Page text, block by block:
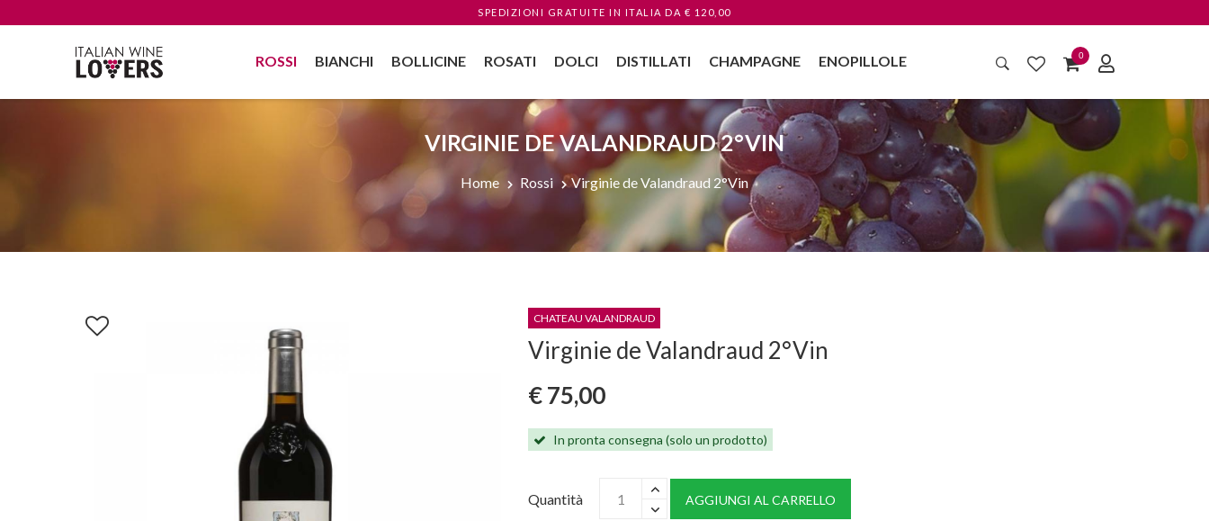
SPEDIZIONI GRATUITE IN ITALIA DA € 120,00
ROSSI BIANCHI BOLLICINE ROSATI DOLCI DISTILLATI CHAMPAGNE ENOPILLOLE 0
VIRGINIE DE VALANDRAUD 2°VIN
Home Rossi Virginie de Valandraud 2°Vin
CHATEAU VALANDRAUD
Virginie de Valandraud 2°Vin
€ 75,00
In pronta consegna (solo un prodotto)
Quantità AGGIUNGI AL CARRELLO